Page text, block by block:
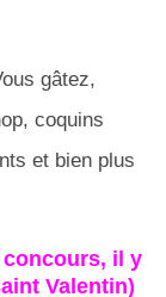
gâtez,
coquins
et bien plus
concours, il y
Valentin)